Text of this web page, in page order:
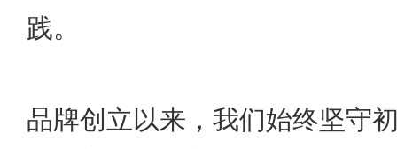
践。
品牌创立以来，我们始终坚守